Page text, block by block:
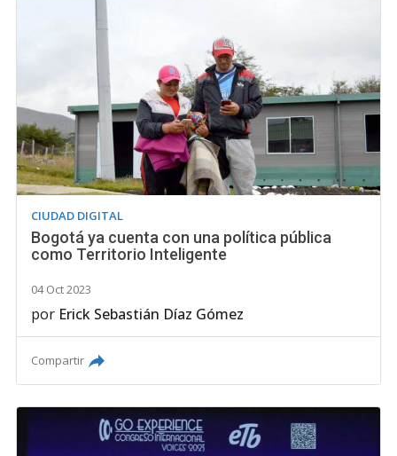
CIUDAD DIGITAL
Bogotá ya cuenta con una política pública
como Territorio Inteligente
04 Oct 2023
por Erick Sebastián Díaz Gómez
Compartir